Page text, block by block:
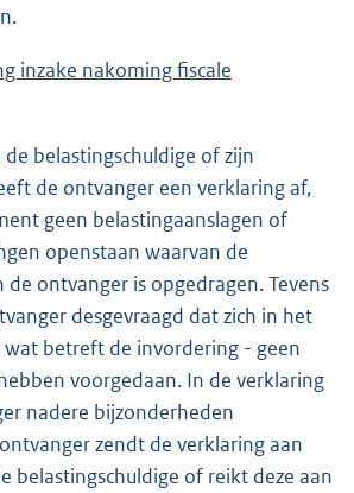
inzake nakoming fiscale
de belastingschuldige of zijn
de ontvanger een verklaring af,
geen belastingaanslagen of
openstaan waarvan de
ontvanger is opgedragen. Tevens
desgevraagd dat zich in het
betreft de invordering - geen
voorgedaan. In de verklaring
nadere bijzonderheden
zendt de verklaring aan
belastingschuldige of reikt deze aan